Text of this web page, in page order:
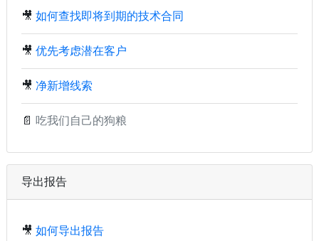
🎥 如何查找即将到期的技术合同
🎥 优先考虑潜在客户
🎥 净新增线索
📄 吃我们自己的狗粮
导出报告
🎥 如何导出报告